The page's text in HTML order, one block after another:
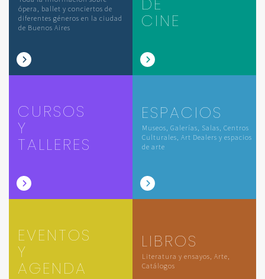
ópera, ballet y conciertos de
diferentes géneros en la ciudad
de Buenos Aires
CINE
CURSOS
Y
TALLERES
ESPACIOS
Museos, Galerías, Salas, Centros
Culturales, Art Dealers y espacios
de arte
EVENTOS
Y
AGENDA
LIBROS
Literatura y ensayos, Arte,
Catálogos